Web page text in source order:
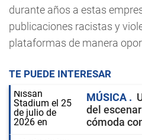
durante años a estas
publicaciones racistas y
plataformas de manera
TE PUEDE INTERESAR
MÚSICA
del
cómoda